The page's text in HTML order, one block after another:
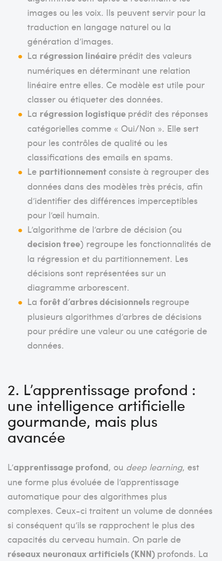
images ou les voix. Ils peuvent servir pour la
traduction en langage naturel ou la
génération d’images.
La régression linéaire prédit des valeurs
numériques en déterminant une relation
linéaire entre elles. Ce modèle est utile pour
classer ou étiqueter des données.
La régression logistique prédit des réponses
catégorielles comme « Oui/Non ». Elle sert
pour les contrôles de qualité ou les
classifications des emails en spams.
Le partitionnement consiste à regrouper des
données dans des modèles très précis, afin
d’identifier des différences imperceptibles
pour l’œil humain.
L’algorithme de l’arbre de décision (ou
decision tree) regroupe les fonctionnalités de
la régression et du partitionnement. Les
décisions sont représentées sur un
diagramme arborescent.
La forêt d’arbres décisionnels regroupe
plusieurs algorithmes d’arbres de décisions
pour prédire une valeur ou une catégorie de
données.
2. L’apprentissage profond :
une intelligence artificielle
gourmande, mais plus
avancée
L’apprentissage profond, ou deep learning, est
une forme plus évoluée de l’apprentissage
automatique pour des algorithmes plus
complexes. Ceux-ci traitent un volume de données
si conséquent qu’ils se rapprochent le plus des
capacités du cerveau humain. On parle de
réseaux neuronaux artificiels (KNN) profonds. La